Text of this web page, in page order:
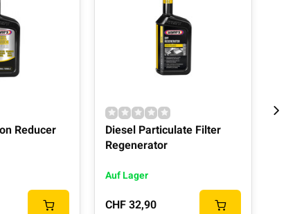
Reducer
Diesel Particulate Filter
Regenerator
Auf Lager
CHF 32,90